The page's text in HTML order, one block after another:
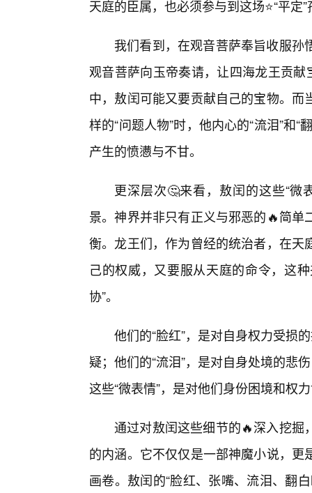
天庭的臣属，也必须参与到这场⭐“平定
我们看到，在观音菩萨奉旨收服
观音菩萨向玉帝奏请，让四海龙王贡
中，敖闰可能又要贡献自己的宝物。
样的“问题人物”时，他内心的“流泪”和
产生的愤懑与不甘。
更深层次🤔来看，敖闰的这些“微
景。神界并非只有正义与邪恶的🔥简
衡。龙王们，作为曾经的统治者，在
己的权威，又要服从天庭的命令，这
协”。
他们的“脸红”，是对自身权力受损
疑；他们的“流泪”，是对自身处境的悲
这些“微表情”，是对他们身份困境和权
通过对敖闰这些细节的🔥深入挖掘
的内涵。它不仅仅是一部神魔小说，
画卷。敖闰的“脸红、张嘴、流泪、翻